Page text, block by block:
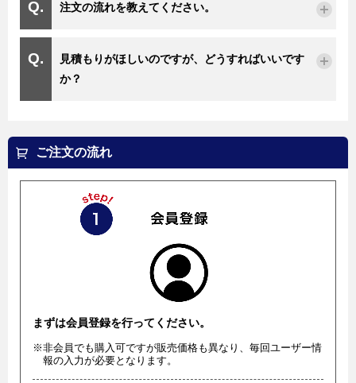
注文の流れを教えてください。
見積もりがほしいのですが、どうすればいいです
か？
ご注文の流れ
まずは会員登録を行ってください。
※非会員でも購入可ですが販売価格も異なり、毎回ユーザー情
報の入力が必要となります。